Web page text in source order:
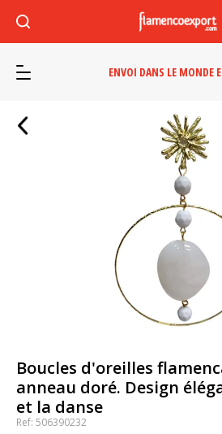
ENVOI DANS LE MONDE
Boucles d'oreilles
anneau doré. Design
et la danse
Ref: 506390232